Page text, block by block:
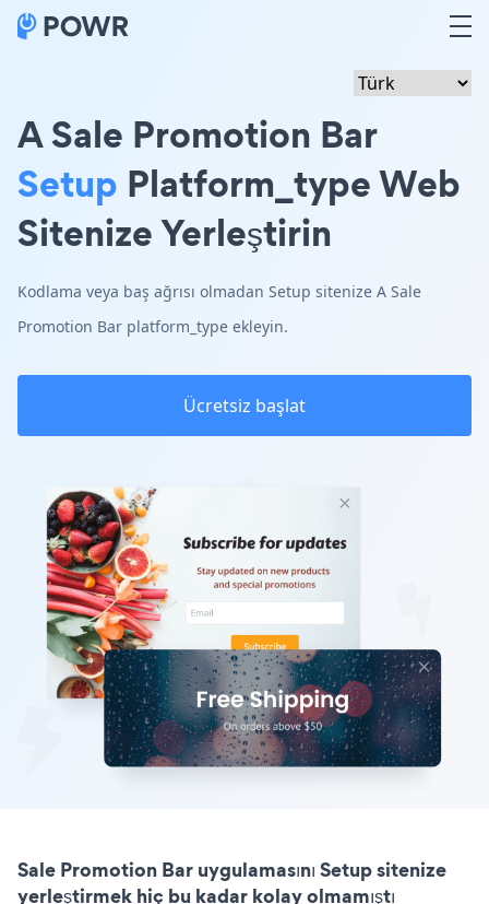
A Sale Promotion Bar
Setup Platform_type Web
Sitenize Yerleştirin
Kodlama veya baş ağrısı olmadan Setup sitenize A Sale
Promotion Bar platform_type ekleyin.
Ücretsiz başlat
Sale Promotion Bar uygulamasını Setup sitenize
yerleştirmek hiç bu kadar kolay olmamıştı